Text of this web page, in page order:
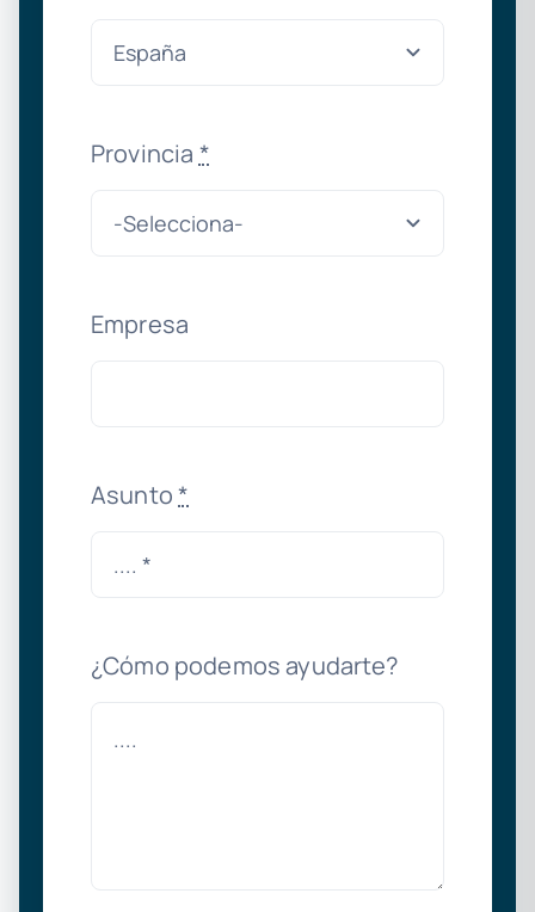
Provincia *
Empresa
Asunto*
¿Cómo podemos ayudarte?